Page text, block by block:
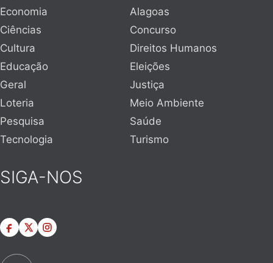
Economia
Alagoas
Ciências
Concurso
Cultura
Direitos Humanos
Educação
Eleições
Geral
Justiça
Loteria
Meio Ambiente
Pesquisa
Saúde
Tecnologia
Turismo
SIGA-NOS